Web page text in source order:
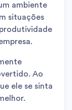
ambiente
situações
Ao
ele se sinta